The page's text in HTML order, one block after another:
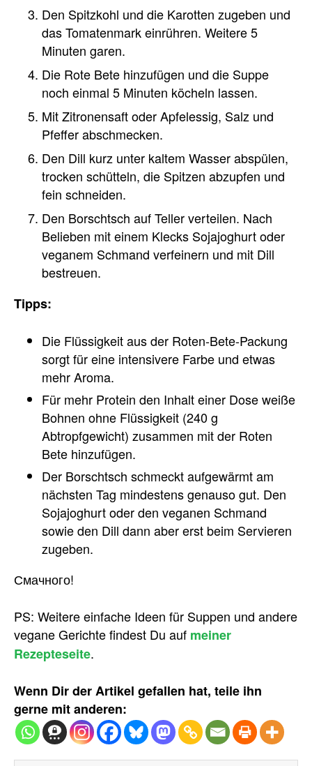
Den Spitzkohl und die Karotten zugeben und
das Tomatenmark einrühren. Weitere 5
Minuten garen.
Die Rote Bete hinzufügen und die Suppe
noch einmal 5 Minuten köcheln lassen.
Mit Zitronensaft oder Apfelessig, Salz und
Pfeffer abschmecken.
Den Dill kurz unter kaltem Wasser abspülen,
trocken schütteln, die Spitzen abzupfen und
fein schneiden.
Den Borschtsch auf Teller verteilen. Nach
Belieben mit einem Klecks Sojajoghurt oder
veganem Schmand verfeinern und mit Dill
bestreuen.
Tipps:
Die Flüssigkeit aus der Roten-Bete-Packung
sorgt für eine intensivere Farbe und etwas
mehr Aroma.
Für mehr Protein den Inhalt einer Dose weiße
Bohnen ohne Flüssigkeit (240 g
Abtropfgewicht) zusammen mit der Roten
Bete hinzufügen.
Der Borschtsch schmeckt aufgewärmt am
nächsten Tag mindestens genauso gut. Den
Sojajoghurt oder den veganen Schmand
sowie den Dill dann aber erst beim Servieren
zugeben.
Смачного!
PS: Weitere einfache Ideen für Suppen und andere
vegane Gerichte findest Du auf meiner
Rezepteseite.
Wenn Dir der Artikel gefallen hat, teile ihn
gerne mit anderen: